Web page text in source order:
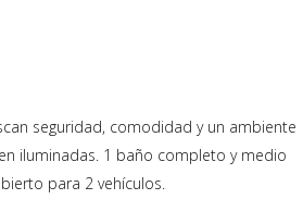
seguridad, comodidad y un ambiente
iluminadas. 1 baño completo y medio
para 2 vehículos.